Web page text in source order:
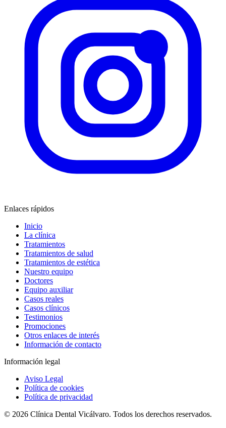
Enlaces rápidos
Inicio
La clínica
Tratamientos
Tratamientos de salud
Tratamientos de estética
Nuestro equipo
Doctores
Equipo auxiliar
Casos reales
Casos clínicos
Testimonios
Promociones
Otros enlaces de interés
Información de contacto
Información legal
Aviso Legal
Política de cookies
Política de privacidad
© 2026 Clínica Dental Vicálvaro. Todos los derechos reservados.